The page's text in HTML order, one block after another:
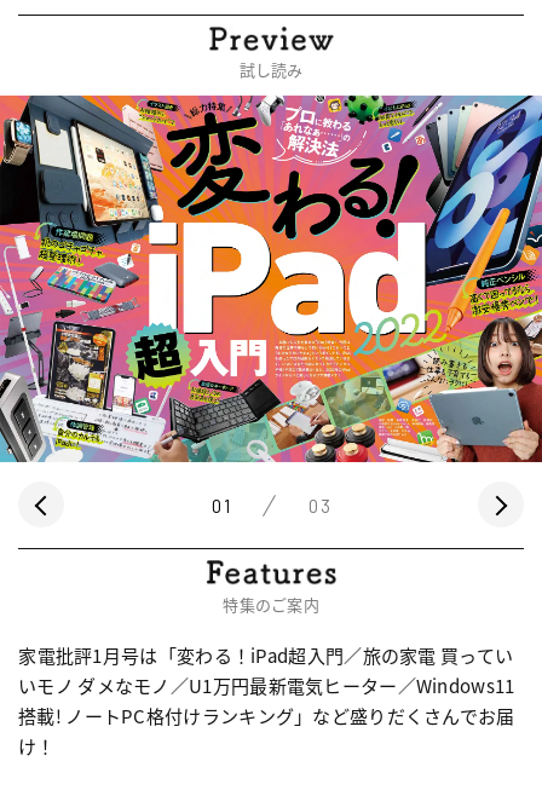
試し読み
01 03
特集のご案内
家電批評1月号は「変わる！iPad超入門／旅の家電 買ってい
いモノ ダメなモノ／U1万円最新電気ヒーター／Windows11
搭載! ノートPC格付けランキング」など盛りだくさんでお届
け！